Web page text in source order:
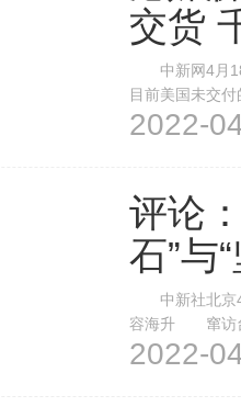
交货
中新网4月18
目前美国未交
武器频繁更新
2022-
评论
石”与
中新社北京4
容海升 窜访台
支持‘坚若磐石
2022-